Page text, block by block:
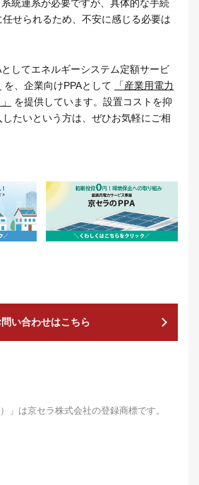
統連系が必要ですが、具体的な手続
せられるため、不安に感じる必要は
してエネルギーシステム定額サービ
を、企業向けPPAとして
「産業用電力
を提供しています。設置コストを抑
たいという方は、ぜひお気軽にご相
問い合わせはこちら
」は京セラ株式会社の登録商標です。